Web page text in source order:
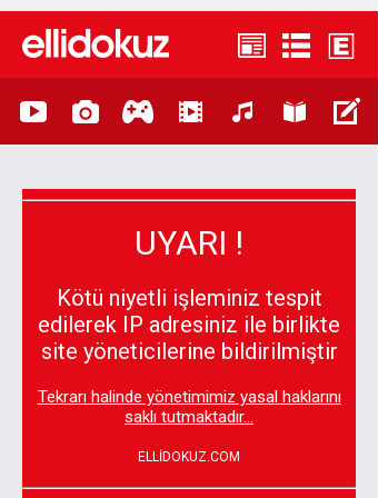
UYARI !
Kötü niyetli işleminiz tespit
edilerek IP adresiniz ile birlikte
site yöneticilerine bildirilmiştir
Tekrarı halinde yönetimimiz yasal haklarını
saklı tutmaktadır...
ELLİDOKUZ.COM